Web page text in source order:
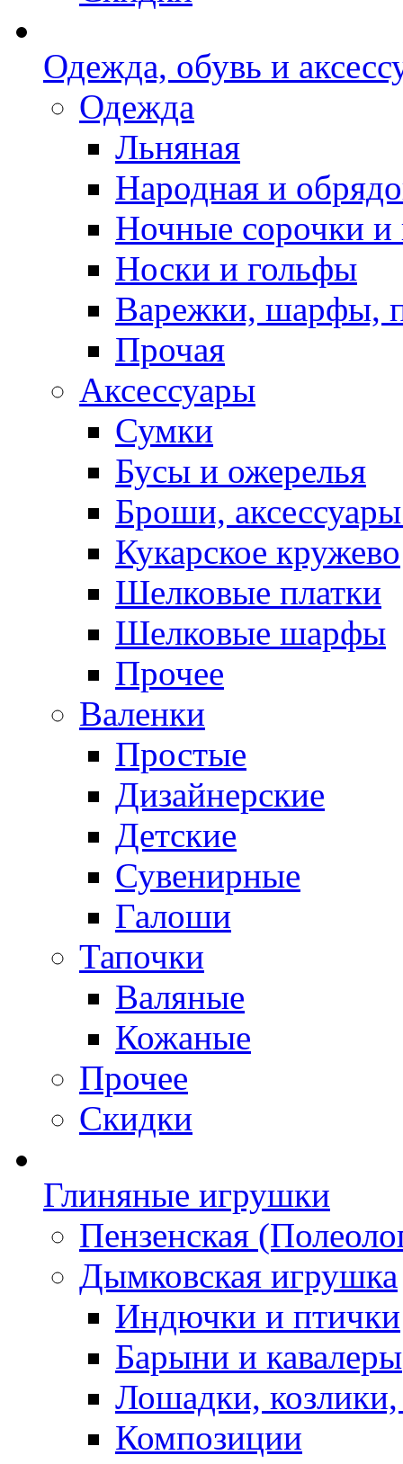
Одежда, обувь и
Одежда
Льняная
Народная и
Ночные сорочки
Носки и гольфы
Варежки, шарфы,
Прочая
Аксессуары
Сумки
Бусы и ожерелья
Броши,
Кукарское кружево
Шелковые платки
Шелковые шарфы
Прочее
Валенки
Простые
Дизайнерские
Детские
Сувенирные
Галоши
Тапочки
Валяные
Кожаные
Прочее
Скидки
Глиняные игрушки
Пензенская
Дымковская игрушка
Индючки и птички
Барыни и кавалеры
Лошадки,
Композиции